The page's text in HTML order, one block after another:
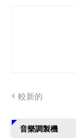
較新的
音樂調製機